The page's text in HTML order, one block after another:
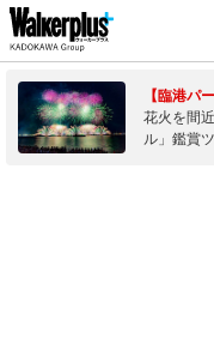
【臨港パ
花火を間
ル」鑑賞